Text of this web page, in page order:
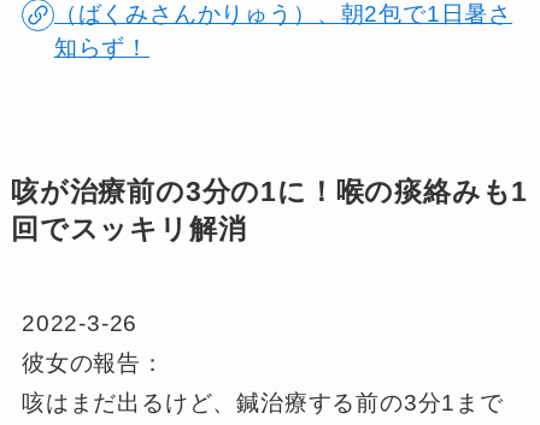
（ばくみさんかりゅう）、朝2包で1日暑さ
知らず！
咳が治療前の3分の1に！喉の痰絡みも1
回でスッキリ解消
2022-3-26
彼女の報告：
咳はまだ出るけど、鍼治療する前の3分1まで